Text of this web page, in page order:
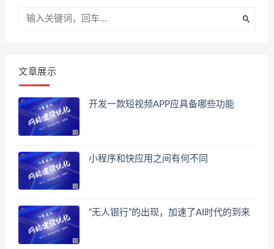
文章展示
开发一款短视频APP应具备哪些功能
小程序和快应用之间有何不同
“无人银行”的出现，加速了AI时代的到来